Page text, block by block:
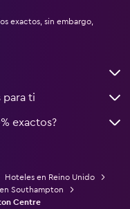
exactos, sin embargo,
para ti
exactos?
Hoteles en Reino Unido
Southampton
Centre